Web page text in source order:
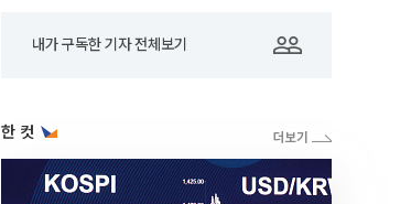
내가 구독한 기자 전체보기
한 컷